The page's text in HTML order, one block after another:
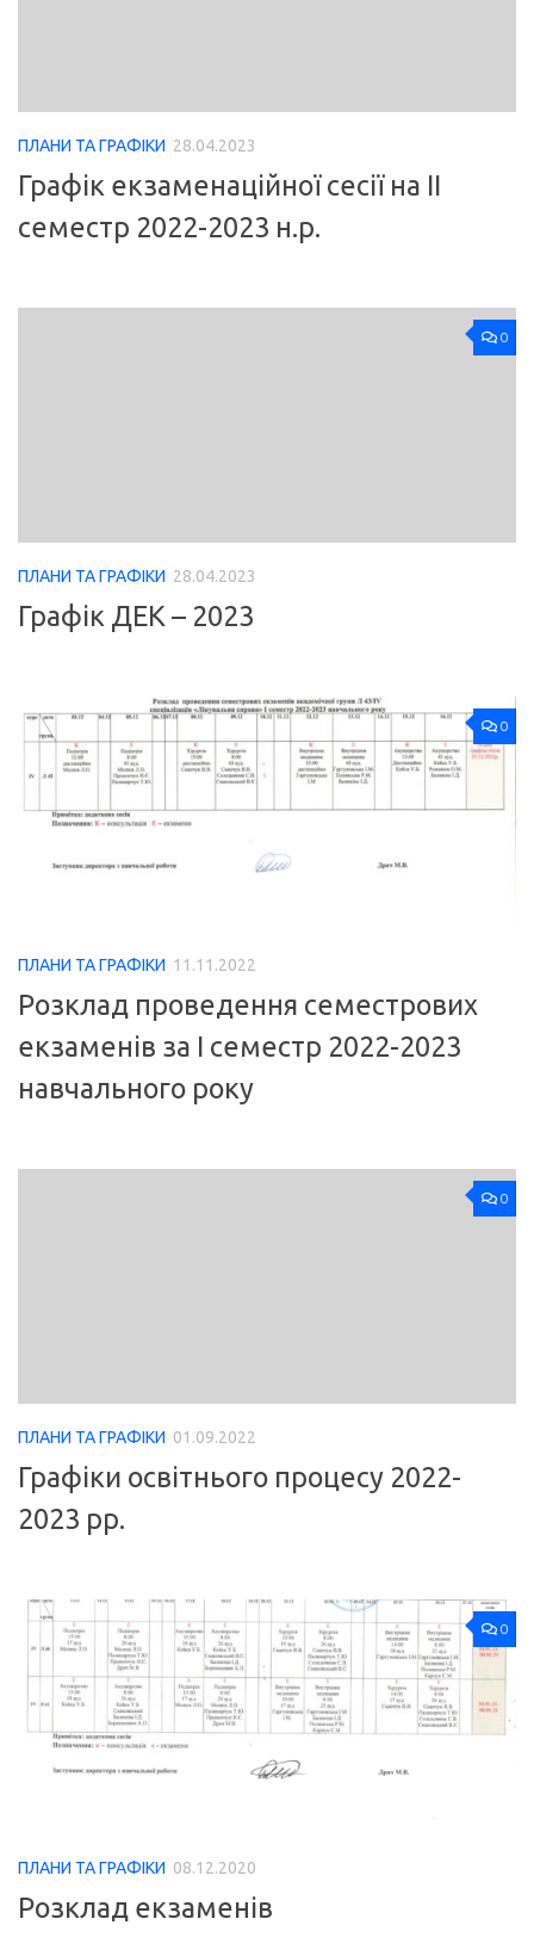
ПЛАНИ ТА ГРАФІКИ 28.04.2023
Графік екзаменаційної сесії на ІІ
семестр 2022-2023 н.р.
0
ПЛАНИ ТА ГРАФІКИ 28.04.2023
Графік ДЕК – 2023
0
ПЛАНИ ТА ГРАФІКИ 11.11.2022
Розклад проведення семестрових
екзаменів за І семестр 2022-2023
навчального року
0
ПЛАНИ ТА ГРАФІКИ 01.09.2022
Графіки освітнього процесу 2022-
2023 рр.
0
ПЛАНИ ТА ГРАФІКИ 08.12.2020
Розклад екзаменів